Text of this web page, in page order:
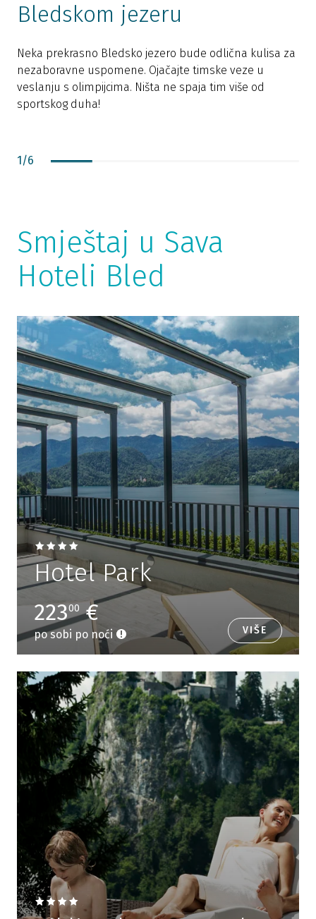
Bledskom jezeru
Neka prekrasno Bledsko jezero bude odlična kulisa za
nezaboravne uspomene. Ojačajte timske veze u
veslanju s olimpijcima. Ništa ne spaja tim više od
sportskog duha!
1/6
Smještaj u Sava
Hoteli Bled
Hotel Park
22300€
po sobi po noći VIŠE